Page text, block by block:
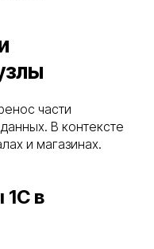
части
В контексте
и магазинах.
1С в